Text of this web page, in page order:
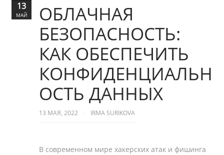
ОБЛАЧНАЯ
БЕЗОПАСНОСТЬ:
КАК ОБЕСПЕЧИТЬ
КОНФИДЕНЦИАЛЬН
ОСТЬ ДАННЫХ
13 МАЯ, 2022 IRMA SURIKOVA
В современном мире хакерских атак и фишинга
13
МАЙ